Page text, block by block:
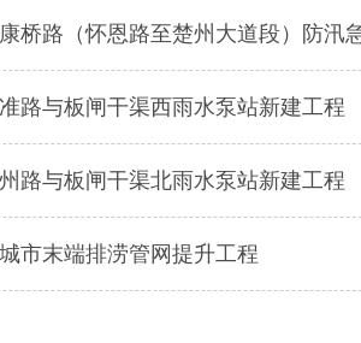
桥路（怀恩路至楚州大道段）防汛
路与板闸干渠西雨水泵站新建工程
路与板闸干渠北雨水泵站新建工程
市末端排涝管网提升工程